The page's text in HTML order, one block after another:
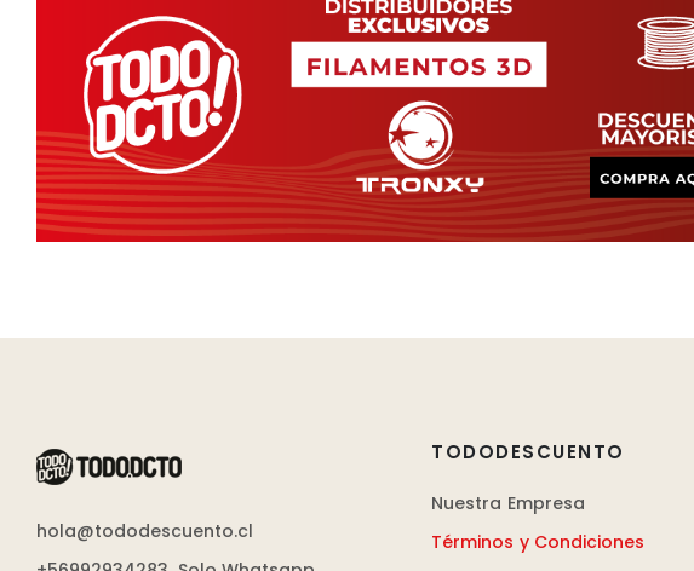
hola@tododescuento.cl
TODODESCUENTO
Nuestra Empresa
Términos y Condiciones